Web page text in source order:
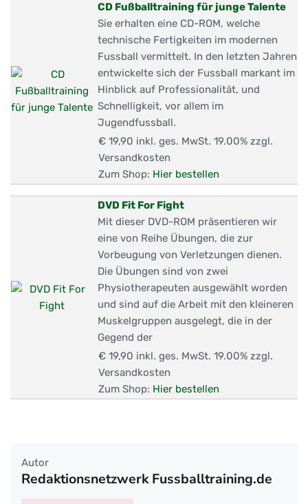
CD Fußballtraining für junge Talente
Sie erhalten eine CD-ROM, welche
technische Fertigkeiten im modernen
Fussball vermittelt. In den letzten Jahren
entwickelte sich der Fussball markant im
Hinblick auf Professionalität, und
Schnelligkeit, vor allem im
Jugendfussball.
€ 19,90 inkl. ges. MwSt. 19.00% zzgl.
Versandkosten
Zum Shop: Hier bestellen
DVD Fit For Fight
Mit dieser DVD-ROM präsentieren wir
eine von Reihe Übungen, die zur
Vorbeugung von Verletzungen dienen.
Die Übungen sind von zwei
Physiotherapeuten ausgewählt worden
und sind auf die Arbeit mit den kleineren
Muskelgruppen ausgelegt, die in der
Gegend der
€ 19,90 inkl. ges. MwSt. 19.00% zzgl.
Versandkosten
Zum Shop: Hier bestellen
Autor
Redaktionsnetzwerk Fussballtraining.de